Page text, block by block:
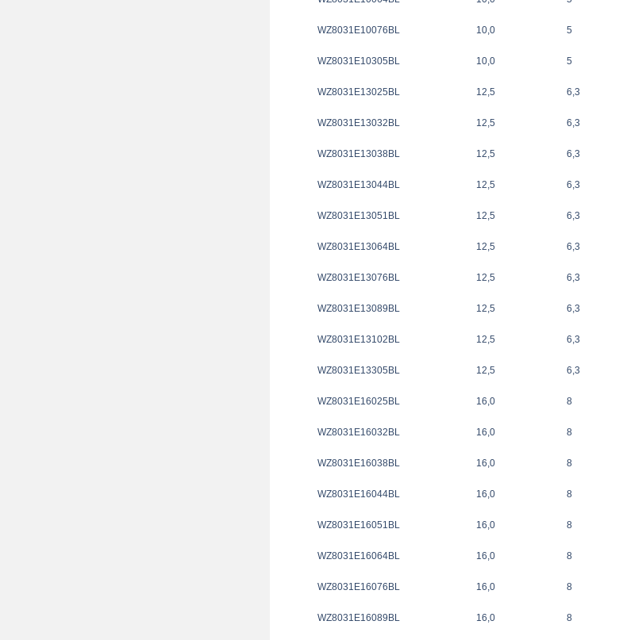
WZ8031E10076BL 10,0 5
WZ8031E10305BL 10,0 5
WZ8031E13025BL 12,5 6,3
WZ8031E13032BL 12,5 6,3
WZ8031E13038BL 12,5 6,3
WZ8031E13044BL 12,5 6,3
WZ8031E13051BL 12,5 6,3
WZ8031E13064BL 12,5 6,3
WZ8031E13076BL 12,5 6,3
WZ8031E13089BL 12,5 6,3
WZ8031E13102BL 12,5 6,3
WZ8031E13305BL 12,5 6,3
WZ8031E16025BL 16,0 8
WZ8031E16032BL 16,0 8
WZ8031E16038BL 16,0 8
WZ8031E16044BL 16,0 8
WZ8031E16051BL 16,0 8
WZ8031E16064BL 16,0 8
WZ8031E16076BL 16,0 8
WZ8031E16089BL 16,0 8